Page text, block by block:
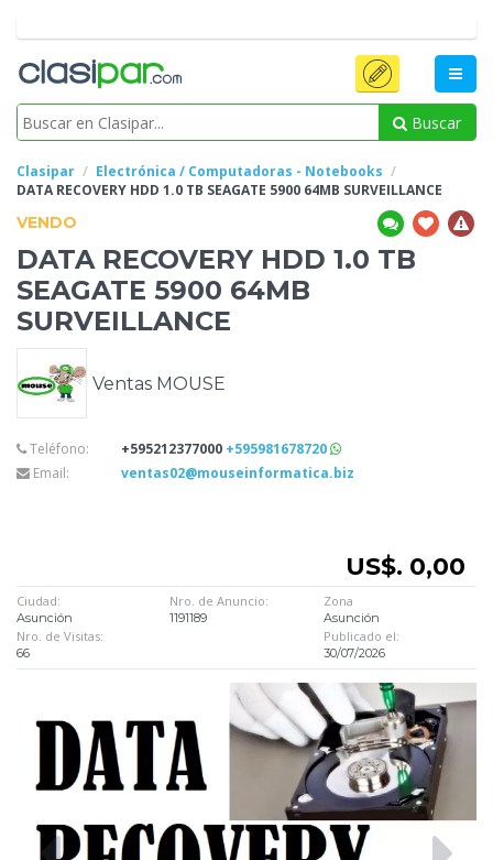
Buscar
Clasipar
Electrónica / Computadoras - Notebooks
DATA RECOVERY HDD 1.0 TB SEAGATE 5900 64MB SURVEILLANCE
VENDO
DATA RECOVERY HDD 1.0 TB
SEAGATE 5900 64MB
SURVEILLANCE
Ventas MOUSE
Teléfono: +595212377000 +595981678720
Email:
ventas02@mouseinformatica.biz
US$. 0,00
Ciudad:
Asunción
Nro. de Anuncio:
1191189
Zona
Asunción
Nro. de Visitas:
66
Publicado el:
30/07/2026